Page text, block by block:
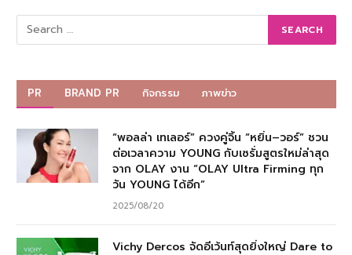
PR BRAND PR กิจกรรม ภาพข่าว
“พอลล่า เทเลอร์” ควงคู่จิ้น “หยิ่น–วอร์” ชวน
ต่อเวลาความ YOUNG กับเซรั่มสูตรใหม่ล่าสุด
จาก OLAY งาน “OLAY Ultra Firming ทุก
วัน YOUNG ได้อีก”
2025/08/20
Vichy Dercos จัดอีเว้นท์สุดยิ่งใหญ่ Dare to